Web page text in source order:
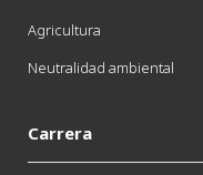
Agricultura
Neutralidad ambiental
Carrera